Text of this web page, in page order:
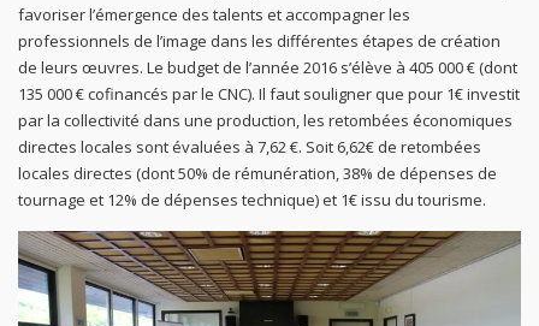
favoriser l’émergence des talents et accompagner les
professionnels de l’image dans les différentes étapes de création
de leurs œuvres. Le budget de l’année 2016 s’élève à 405 000 € (dont
135 000 € cofinancés par le CNC). Il faut souligner que pour 1€ investit
par la collectivité dans une production, les retombées économiques
directes locales sont évaluées à 7,62 €. Soit 6,62€ de retombées
locales directes (dont 50% de rémunération, 38% de dépenses de
tournage et 12% de dépenses technique) et 1€ issu du tourisme.